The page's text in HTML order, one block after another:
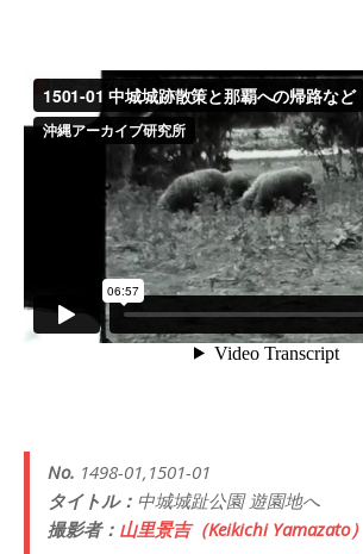
No. 1498-01,1501-01
タイトル： 中城城趾公園 遊園地へ
撮影者： 山里景吉（Keikichi Yamazato）